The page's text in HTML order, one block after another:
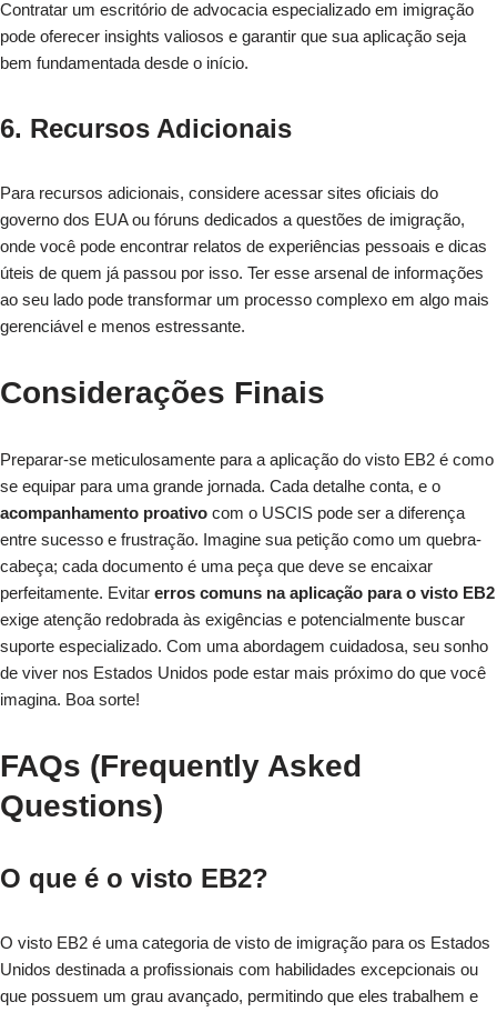
Contratar um escritório de advocacia especializado em imigração
pode oferecer insights valiosos e garantir que sua aplicação seja
bem fundamentada desde o início.
6. Recursos Adicionais
Para recursos adicionais, considere acessar sites oficiais do
governo dos EUA ou fóruns dedicados a questões de imigração,
onde você pode encontrar relatos de experiências pessoais e dicas
úteis de quem já passou por isso. Ter esse arsenal de informações
ao seu lado pode transformar um processo complexo em algo mais
gerenciável e menos estressante.
Considerações Finais
Preparar-se meticulosamente para a aplicação do visto EB2 é como
se equipar para uma grande jornada. Cada detalhe conta, e o
acompanhamento proativo com o USCIS pode ser a diferença
entre sucesso e frustração. Imagine sua petição como um quebra-
cabeça; cada documento é uma peça que deve se encaixar
perfeitamente. Evitar erros comuns na aplicação para o visto EB2
exige atenção redobrada às exigências e potencialmente buscar
suporte especializado. Com uma abordagem cuidadosa, seu sonho
de viver nos Estados Unidos pode estar mais próximo do que você
imagina. Boa sorte!
FAQs (Frequently Asked
Questions)
O que é o visto EB2?
O visto EB2 é uma categoria de visto de imigração para os Estados
Unidos destinada a profissionais com habilidades excepcionais ou
que possuem um grau avançado, permitindo que eles trabalhem e